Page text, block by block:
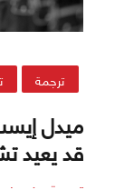
ترجمة
ميدل
قد يعيد